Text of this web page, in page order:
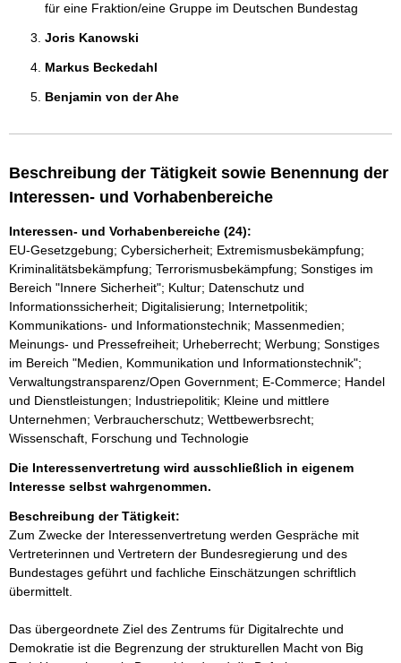
für eine Fraktion/eine Gruppe im Deutschen Bundestag
Joris Kanowski
Markus Beckedahl
Benjamin von der Ahe
Beschreibung der Tätigkeit sowie Benennung der
Interessen- und Vorhabenbereiche
Interessen- und Vorhabenbereiche (24):
EU-Gesetzgebung; Cybersicherheit; Extremismusbekämpfung;
Kriminalitätsbekämpfung; Terrorismusbekämpfung; Sonstiges im
Bereich "Innere Sicherheit"; Kultur; Datenschutz und
Informationssicherheit; Digitalisierung; Internetpolitik;
Kommunikations- und Informationstechnik; Massenmedien;
Meinungs- und Pressefreiheit; Urheberrecht; Werbung; Sonstiges
im Bereich "Medien, Kommunikation und Informationstechnik";
Verwaltungstransparenz/Open Government; E-Commerce; Handel
und Dienstleistungen; Industriepolitik; Kleine und mittlere
Unternehmen; Verbraucherschutz; Wettbewerbsrecht;
Wissenschaft, Forschung und Technologie
Die Interessenvertretung wird ausschließlich in eigenem
Interesse selbst wahrgenommen.
Beschreibung der Tätigkeit:
Zum Zwecke der Interessenvertretung werden Gespräche mit
Vertreterinnen und Vertretern der Bundesregierung und des
Bundestages geführt und fachliche Einschätzungen schriftlich
übermittelt.
Das übergeordnete Ziel des Zentrums für Digitalrechte und
Demokratie ist die Begrenzung der strukturellen Macht von Big